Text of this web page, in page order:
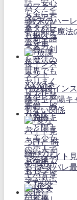
｢終末のハー
巻。剣と魔法
ムを！
｢放課後イン
陰キャと陽キ
もない関係
｢変なバイト
る｣ネタバレ
っぷり！